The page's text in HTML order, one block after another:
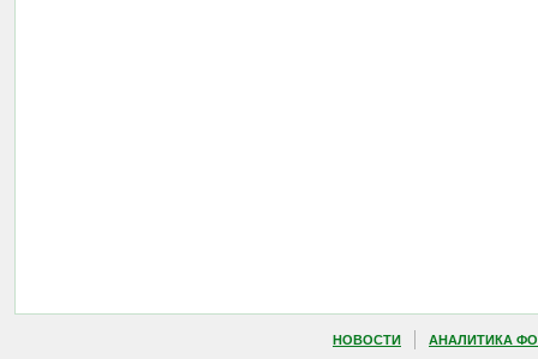
НОВОСТИ АНАЛИТИКА